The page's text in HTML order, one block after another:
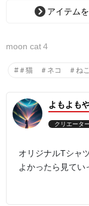
アイテム
moon cat４
#＃猫 ＃ネコ ＃ね
よもよも
クリエーター
オリジナルTシャ
よかったら見てい